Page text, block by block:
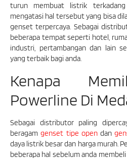
turun membuat listrik terkadang
mengatasi hal tersebut yang bisa
genset terpercaya. Sebagai
beberapa tempat seperti hotel,
industri, pertambangan dan lain
yang terbaik bagi anda.
Kenapa
Powerline Di
Sebagai distributor paling
beragamgenset tipe opendan
daya listrik besar dan harga murah.
beberapa hal sebelum anda